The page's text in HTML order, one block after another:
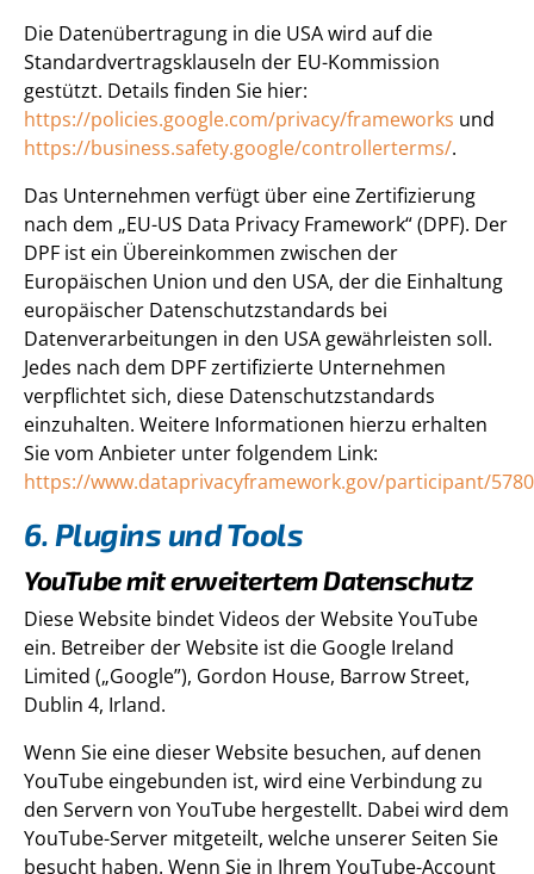
Die Datenübertragung in die USA wird auf die
Standardvertragsklauseln der EU-Kommission
gestützt. Details finden Sie hier:
https://policies.google.com/privacy/frameworks und
https://business.safety.google/controllerterms/.
Das Unternehmen verfügt über eine Zertifizierung
nach dem „EU-US Data Privacy Framework“ (DPF). Der
DPF ist ein Übereinkommen zwischen der
Europäischen Union und den USA, der die Einhaltung
europäischer Datenschutzstandards bei
Datenverarbeitungen in den USA gewährleisten soll.
Jedes nach dem DPF zertifizierte Unternehmen
verpflichtet sich, diese Datenschutzstandards
einzuhalten. Weitere Informationen hierzu erhalten
Sie vom Anbieter unter folgendem Link:
https://www.dataprivacyframework.gov/participant/5780
6. Plugins und Tools
YouTube mit erweitertem Datenschutz
Diese Website bindet Videos der Website YouTube
ein. Betreiber der Website ist die Google Ireland
Limited („Google”), Gordon House, Barrow Street,
Dublin 4, Irland.
Wenn Sie eine dieser Website besuchen, auf denen
YouTube eingebunden ist, wird eine Verbindung zu
den Servern von YouTube hergestellt. Dabei wird dem
YouTube-Server mitgeteilt, welche unserer Seiten Sie
besucht haben. Wenn Sie in Ihrem YouTube-Account